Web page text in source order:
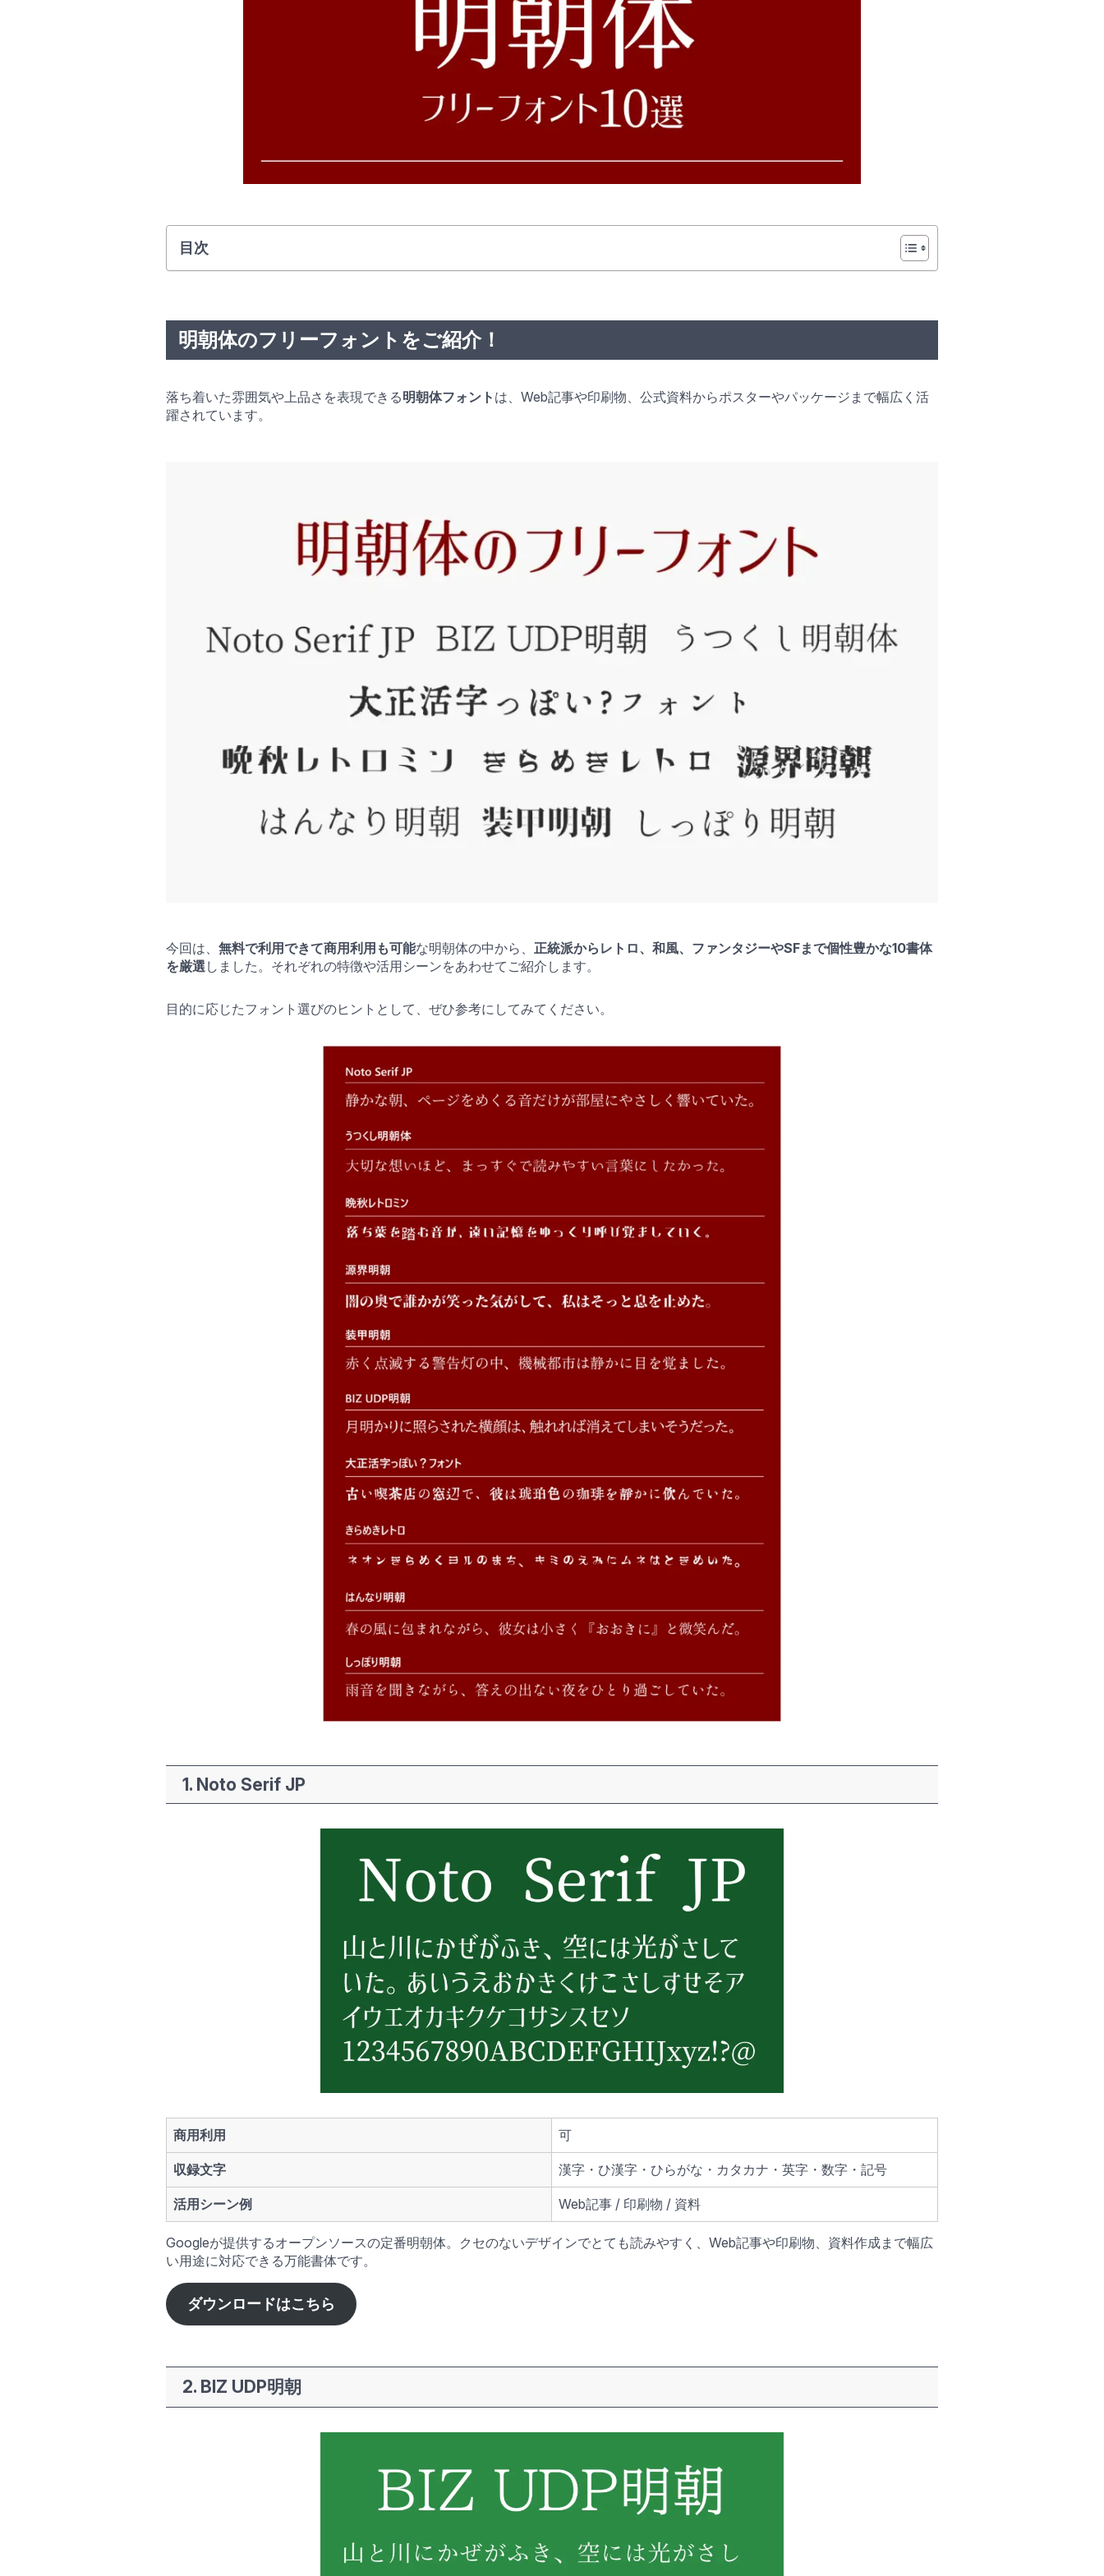
目次
明朝体のフリーフォントをご紹介！
落ち着いた雰囲気や上品さを表現できる明朝体フォント は、Web記事や印刷物、公式資料からポスターやパッケージまで幅広く活
躍されています。
今回は、 無料で利用できて商用利用も可能な明朝体の中から、 正統派からレトロ、和風、ファンタジーやSFまで個性豊かな10書体
を厳選しました。それぞれの特徴や活用シーンをあわせてご紹介します。
目的に応じたフォント選びのヒントとして、ぜひ参考にしてみてください。
1. Noto Serif JP
商用利用 可
収録文字 漢字・ひ漢字・ひらがな・カタカナ・英字・数字・記号
活用シーン例 Web記事 / 印刷物 / 資料
Googleが提供するオープンソースの定番明朝体。クセのないデザインでとても読みやすく、Web記事や印刷物、資料作成まで幅広
い用途に対応できる万能書体です。
ダウンロードはこちら
2. BIZ UDP明朝